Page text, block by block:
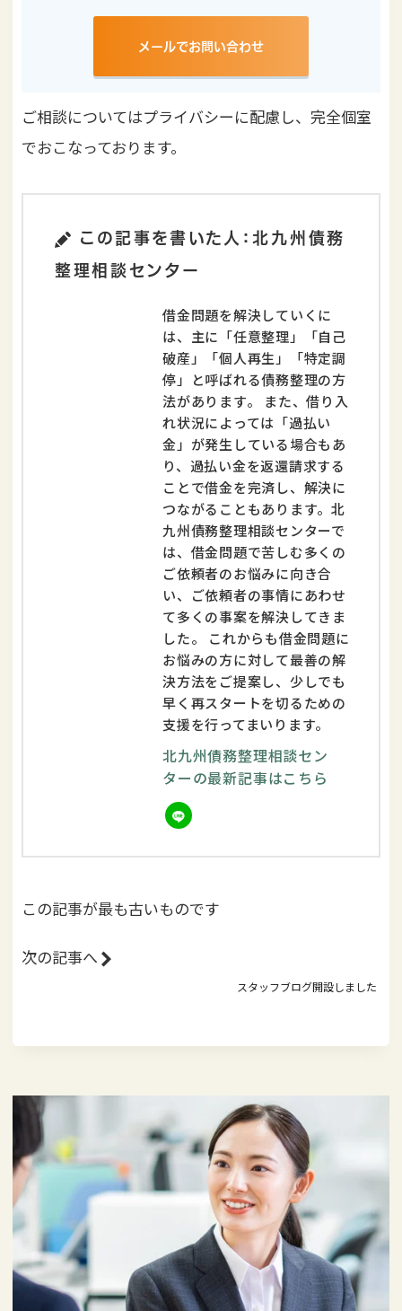
メールでお問い合わせ
ご相談についてはプライバシーに配慮し、完全個室
でおこなっております。
この記事を書いた人：北九州債務
整理相談センター
借金問題を解決していくに
は、主に「任意整理」「自己
破産」「個人再生」「特定調
停」と呼ばれる債務整理の方
法があります。 また、借り入
れ状況によっては「過払い
金」が発生している場合もあ
り、過払い金を返還請求する
ことで借金を完済し、解決に
つながることもあります。北
九州債務整理相談センターで
は、借金問題で苦しむ多くの
ご依頼者のお悩みに向き合
い、ご依頼者の事情にあわせ
て多くの事案を解決してきま
した。 これからも借金問題に
お悩みの方に対して最善の解
決方法をご提案し、少しでも
早く再スタートを切るための
支援を行ってまいります。
北九州債務整理相談セン
ターの最新記事はこちら
この記事が最も古いものです
次の記事へ
スタッフブログ開設しました